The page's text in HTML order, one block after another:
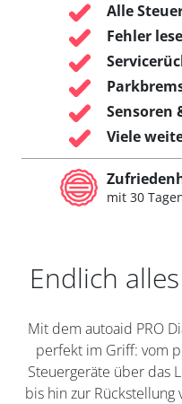
Alle
Fehler
Sensoren
Viele
mit 30
Endlich
Mit dem autoaid PRO
perfekt im Griff: vom
Steuergeräte über das
bis hin zur